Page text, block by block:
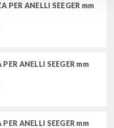
PER ANELLI SEEGER mm
ANELLI SEEGER mm
ANELLI SEEGER mm